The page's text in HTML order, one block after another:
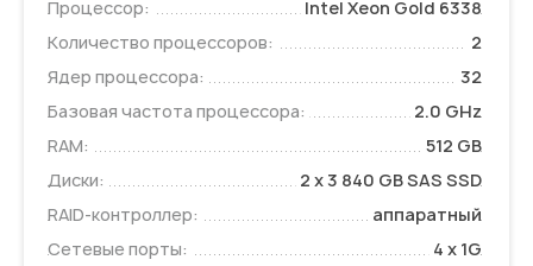
Процессор:
Intel Xeon Gold 6338
Количество процессоров:
2
Ядер процессора:
32
Базовая частота процессора:
2.0 GHz
RAM:
512 GB
Диски:
2 x 3 840 GB SAS SSD
RAID-контроллер:
аппаратный
Сетевые порты:
4 x 1G